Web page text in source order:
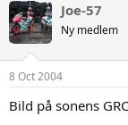
Joe-57
Ny medlem
8 Oct 2004
Bild på sonens